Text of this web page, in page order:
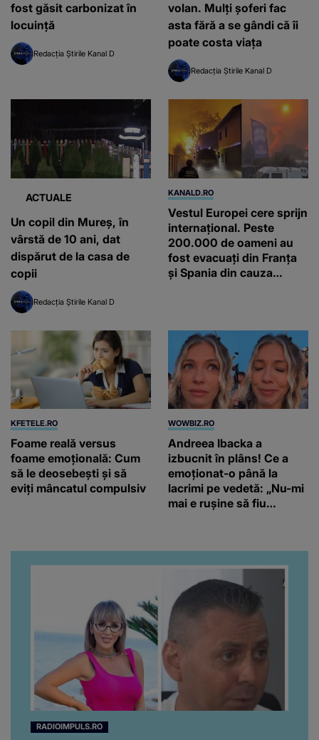
fost găsit carbonizat în
locuință
Redacția Știrile Kanal D
volan. Mulți șoferi fac
asta fără a se gândi că îi
poate costa viața
Redacția Știrile Kanal D
ACTUALE
Un copil din Mureș, în
vârstă de 10 ani, dat
dispărut de la casa de
copii
Redacția Știrile Kanal D
KANALD.RO
Vestul Europei cere sprijn
internațional. Peste
200.000 de oameni au
fost evacuați din Franța
și Spania din cauza
KFETELE.RO
Foame reală versus
foame emoțională: Cum
să le deosebești și să
eviți mâncatul compulsiv
WOWBIZ.RO
Andreea Ibacka a
izbucnit în plâns! Ce a
emoționat-o până la
lacrimi pe vedetă: „Nu-mi
mai e rușine să fiu
RADIOIMPULS.RO